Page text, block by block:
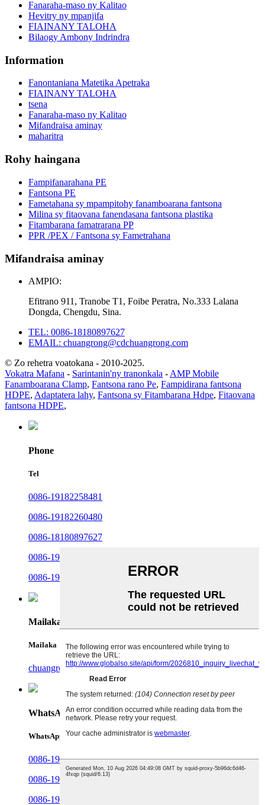
Fanaraha-maso ny Kalitao
Hevitry ny mpanjifa
FIAINANY TALOHA
Bilaogy Ambony Indrindra
Information
Fanontaniana Matetika Apetraka
FIAINANY TALOHA
tsena
Fanaraha-maso ny Kalitao
Mifandraisa aminay
maharitra
Rohy haingana
Fampifanarahana PE
Fantsona PE
Fametahana sy mpampitohy fanamboarana fantsona
Milina sy fitaovana fanendasana fantsona plastika
Fitambarana famatrarana PP
PPR /PEX / Fantsona sy Fametrahana
Mifandraisa aminay
AMPIO:
Efitrano 911, Tranobe T1, Foibe Peratra, No.333 Lalana
Dongda, Chengdu, Sina.
TEL: 0086-18180897627
EMAIL: chuangrong@cdchuangrong.com
© Zo rehetra voatokana - 2010-2025.
Vokatra Mafana - Sarintanin'ny tranonkala - AMP Mobile
Fanamboarana Clamp, Fantsona rano Pe, Fampidirana fantsona
HDPE, Adaptatera lahy, Fantsona sy Fitambarana Hdpe, Fitaovana
fantsona HDPE,
Phone
Tel
0086-19182258481
0086-19182260480
0086-18180897627
0086-19182275485
0086-19381607486
Mailaka
Mailaka
chuangrong@cdchuangrong.com
WhatsApp
WhatsApp
0086-19381607486
0086-19182258481
0086-19182260480